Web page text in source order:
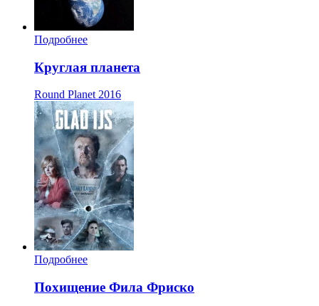
Подробнее
Круглая планета
Round Planet 2016
Подробнее
Похищение Фила Фриско